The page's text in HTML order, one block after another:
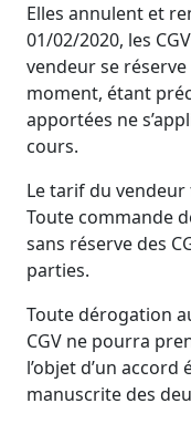
Elles annulent et
01/02/2020, les
vendeur se
moment, étant
apportées ne
cours.
Le tarif du vendeur
Toute commande
sans réserve des
parties.
Toute dérogation
CGV ne pourra
l’objet d’un
manuscrite des